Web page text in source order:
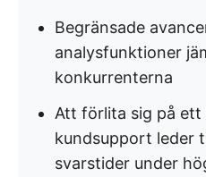
Begränsade
analysfunktioner
konkurrenterna
Att förlita sig på
kundsupport leder
svarstider under